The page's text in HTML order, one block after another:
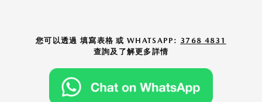
您可以透過 填寫表格 或 WHATSAPP: 3768 4831
查詢及了解更多詳情